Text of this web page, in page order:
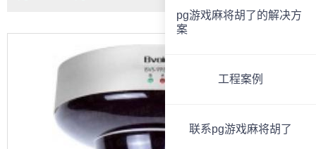
pg游戏麻将胡了的解决方
案
工程案例
联系pg游戏麻将胡了